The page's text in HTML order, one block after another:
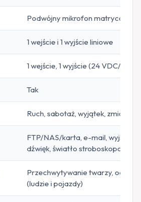
Podwójny mikrofon matrycowy
1 wejście i 1 wyjście liniowe
1 wejście, 1 wyjście (24 VDC/24
Tak
Ruch, sabotaż, wyjątek, zmiana
FTP/NAS/karta, e-mail, wyjście
dźwięk, światło stroboskopowe
Przechwytywanie twarzy,
(ludzie i pojazdy)